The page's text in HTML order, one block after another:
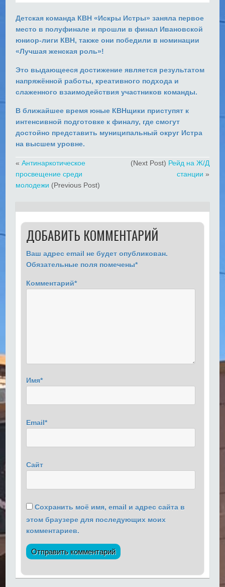
Детская команда КВН «Искры Истры» заняла первое
место в полуфинале и прошли в финал Ивановской
юниор-лиги КВН,также они победили в номинации
«Лучшая женская роль»!
Это выдающееся достижение является результатом
напряжённой работы, креативного подхода и
слаженного взаимодействия участников команды.
В ближайшее время юные КВНщики приступят к
интенсивной подготовке к финалу, где смогут
достойно представить муниципальный округ Истра
на высшем уровне.
«Антинаркотическое
просвещение среди
молодежи (Previous Post)
(Next Post) Рейд на Ж/Д
станции »
ДОБАВИТЬ КОММЕНТАРИЙ
Ваш адрес email не будет опубликован.
Обязательные поля помечены*
Комментарий*
Имя*
Email*
Сайт
Сохранить моё имя, email и адрес сайта в
этом браузере для последующих моих
комментариев.